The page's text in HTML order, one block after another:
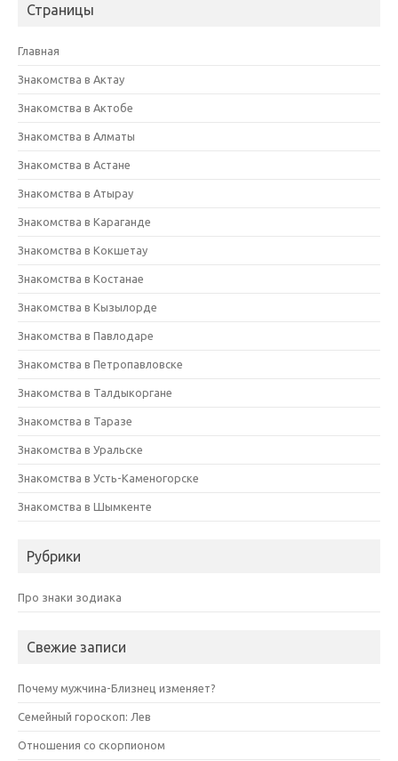
Страницы
Главная
Знакомства в Актау
Знакомства в Актобе
Знакомства в Алматы
Знакомства в Астане
Знакомства в Атырау
Знакомства в Караганде
Знакомства в Кокшетау
Знакомства в Костанае
Знакомства в Кызылорде
Знакомства в Павлодаре
Знакомства в Петропавловске
Знакомства в Талдыкоргане
Знакомства в Таразе
Знакомства в Уральске
Знакомства в Усть-Каменогорске
Знакомства в Шымкенте
Рубрики
Про знаки зодиака
Свежие записи
Почему мужчина-Близнец изменяет?
Семейный гороскоп: Лев
Отношения со скорпионом